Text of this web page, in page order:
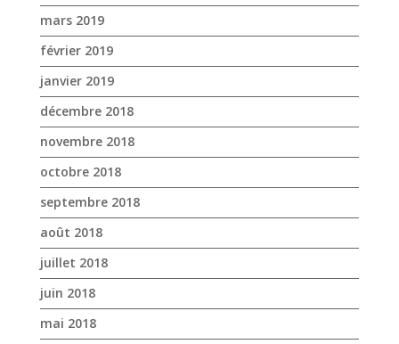
mars 2019
février 2019
janvier 2019
décembre 2018
novembre 2018
octobre 2018
septembre 2018
août 2018
juillet 2018
juin 2018
mai 2018